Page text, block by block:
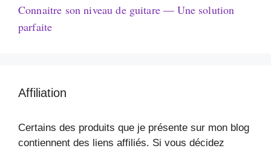
Connaitre son niveau de guitare — Une solution
parfaite
Affiliation
Certains des produits que je présente sur mon blog
contiennent des liens affiliés. Si vous décidez